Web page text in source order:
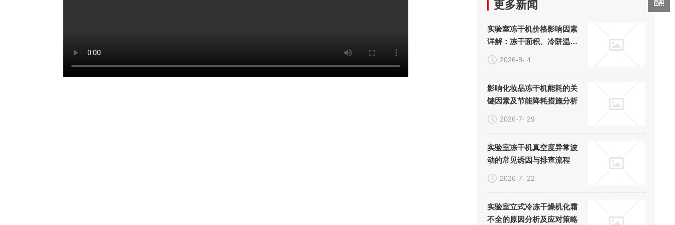
更多新闻
实验室冻干机价格影响因素
详解：冻干面积、冷阱温度
与真空系统的成本构成
2026-8- 4
影响化妆品冻干机能耗的关
键因素及节能降耗措施分析
2026-7- 29
实验室冻干机真空度异常波
动的常见诱因与排查流程
2026-7- 22
实验室立式冷冻干燥机化霜
不全的原因分析及应对策略